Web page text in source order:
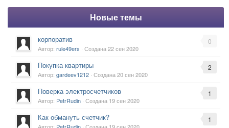
Новые темы
0
корпоратив
Автор: rule49ers · Создана22 сен 2020
2
Покупка квартиры
Автор: gardeev1212 · Создана20 сен 2020
1
Поверка электросчетчиков
Автор: PetrRudin · Создана 19 сен 2020
1
Как обмануть счетчик?